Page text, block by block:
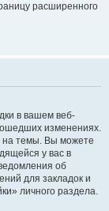
расширенного
в вашем веб-
изменениях.
на темы. Вы можете
у вас в
об
для закладок и
личного раздела.